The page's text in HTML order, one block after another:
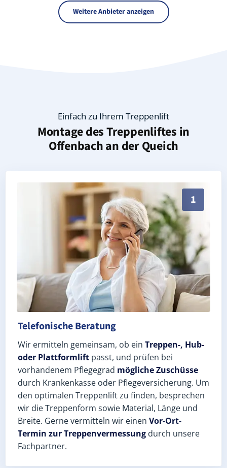
Weitere Anbieter anzeigen
Einfach zu Ihrem Treppenlift
Montage des Treppenliftes in
Offenbach an der Queich
1
Persönliche Treppenlift-Beratung in Offenbach an
Telefonische Beratung
Wir ermitteln gemeinsam, ob ein Treppen-, Hub-
oder Plattformlift passt, und prüfen bei
vorhandenem Pflegegrad mögliche Zuschüsse
durch Krankenkasse oder Pflegeversicherung. Um
den optimalen Treppenlift zu finden, besprechen
wir die Treppenform sowie Material, Länge und
Breite. Gerne vermitteln wir einen Vor-Ort-
Termin zur Treppenvermessung durch unsere
Fachpartner.